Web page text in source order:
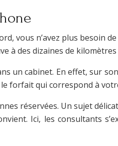
vous n’avez plus besoin
à des dizaines de
un cabinet. En effet, sur
forfait qui correspond à
réservées. Un sujet
Ici, les consultants